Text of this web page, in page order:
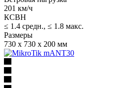
201 км/ч
КСВН
≤ 1.4 средн., ≤ 1.8 макс.
Размеры
730 x 730 x 200 мм